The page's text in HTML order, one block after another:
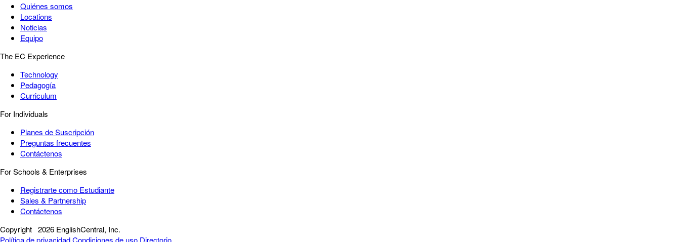
Quiénes somos
Locations
Noticias
Equipo
The EC Experience
Technology
Pedagogía
Curriculum
For Individuals
Planes de Suscripción
Preguntas frecuentes
Contáctenos
For Schools & Enterprises
Registrarte como Estudiante
Sales & Partnership
Contáctenos
Copyright 2026 EnglishCentral, Inc.